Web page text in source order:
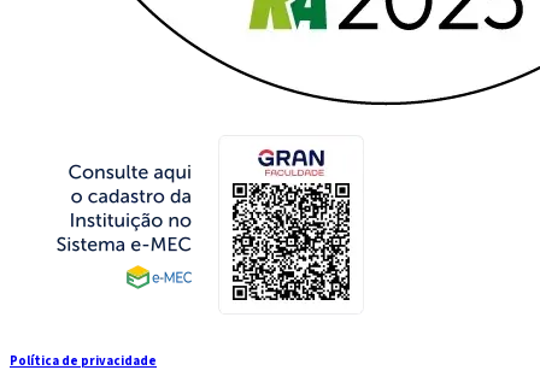
Política de privacidade